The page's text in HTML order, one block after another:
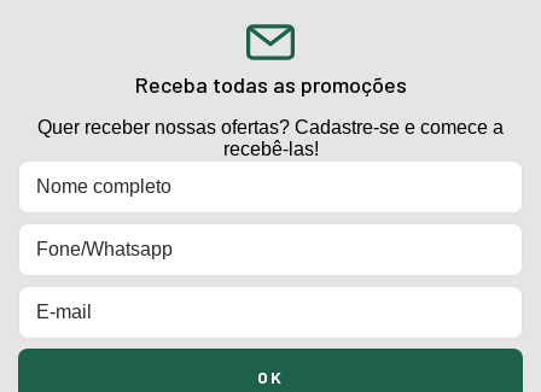
Receba todas as promoções
Quer receber nossas ofertas? Cadastre-se e comece a
recebê-las!